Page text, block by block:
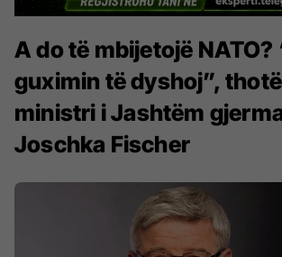
A do të mbijetojë NATO?
guximin të dyshoj”,
ministri i Jashtëm
Joschka Fischer